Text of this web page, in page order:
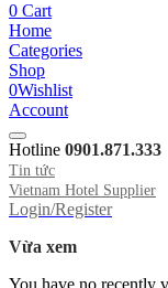
0 Cart
Home
Categories
Shop
0Wishlist
Account
Hotline 0901.871.333
Tin tức
Vietnam Hotel Supplier
Login/Register
Vừa xem